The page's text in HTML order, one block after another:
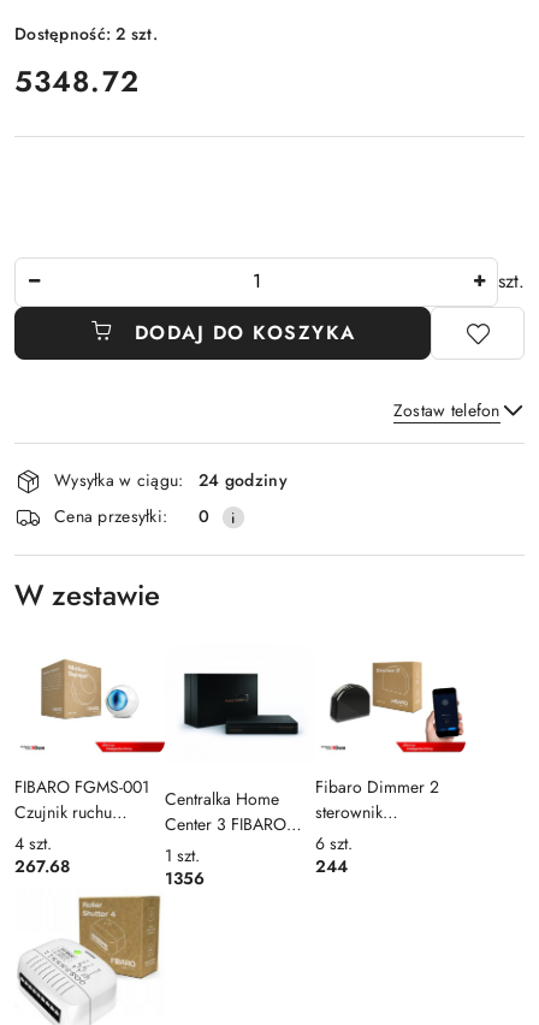
Dostępność:2 szt.
cena:
5348.72
szt.
DODAJ DO KOSZYKA
Zostaw telefon
Wyślij
Dostępność
i
dostawa
Wysyłka w ciągu:
24 godziny
Cena przesyłki:
0
W zestawie
FIBARO FGMS-001
Czujnik ruchu
(Motion Sensor Z-
wave)
4 szt.
267.68
Centralka Home
Center 3 FIBARO
(HC3)
1 szt.
1356
Fibaro Dimmer 2
sterownik
oświetlenia z funkcją
ściemniania FGD-
6 szt.
244